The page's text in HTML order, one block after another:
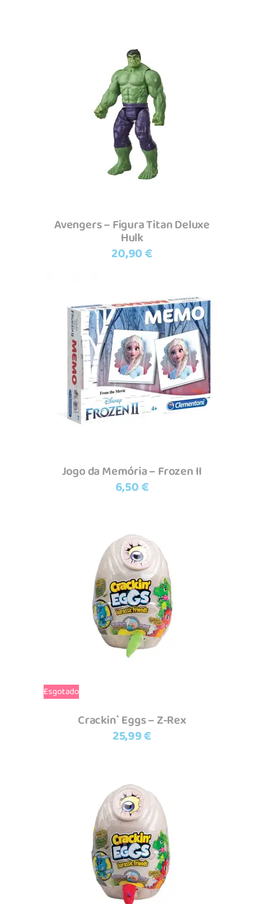
Adicionar
Avengers – Figura Titan Deluxe
Hulk
20,90€
Adicionar
Jogo da Memória – Frozen II
6,50€
Esgotado
Ler mais
Crackin` Eggs – Z-Rex
25,99€
Adicionar